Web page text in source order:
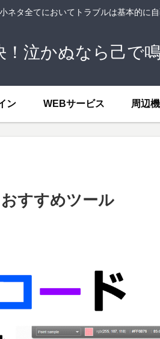
ネタ全てにおいてトラブルは基本的に
！泣かぬなら己で
ン WEBサービス 周辺
すすめツール